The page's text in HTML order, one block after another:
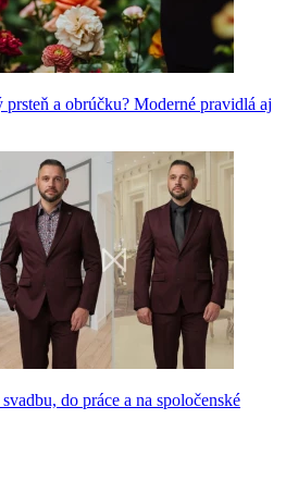
a obrúčku? Moderné pravidlá aj
do práce a na spoločenské